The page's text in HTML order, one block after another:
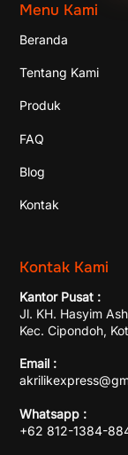
Menu Kami
Beranda
Tentang Kami
Produk
FAQ
Blog
Kontak
Kontak Kami
Kantor Pusat :
Jl. KH. Hasyim
Kec. Cipondoh,
Email :
Whatsapp :
+62 812-1384-